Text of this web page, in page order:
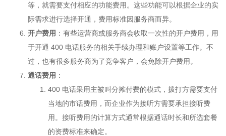
等，就需要支付相应的功能费用。这些功能可以根据企业的实
际需求进行选择开通，费用标准因服务商而异。
开户费用 ：有些运营商或服务商会收取一次性的开户费用，用
于开通 400 电话服务的相关手续办理和账户设置等工作。不
过，也有很多服务商为了竞争客户，会免除开户费用。
通话费用 ：
400 电话采用主被叫分摊付费的模式，拨打方需要支付
当地的市话费用，而企业作为接听方需要承担接听费
用。接听费用的计算方式通常根据通话时长和所选套餐
的资费标准来确定。